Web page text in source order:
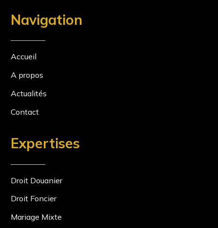
Navigation
Accueil
A propos
Actualités
Contact
Expertises
Droit Douanier
Droit Foncier
Mariage Mixte